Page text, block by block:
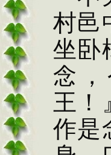
村邑
坐卧
念
王！
作是